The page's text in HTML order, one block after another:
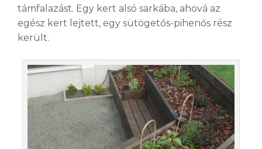
támfalazást. Egy kert alsó sarkába, ahová az
egész kert lejtett, egy sütögetős-pihenős rész
került.